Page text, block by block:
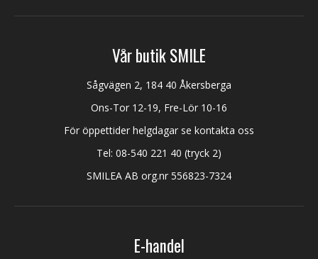
Vår butik SMILE
Sågvägen 2, 184 40 Åkersberga
Ons-Tor 12-19, Fre-Lör 10-16
För öppettider helgdagar se kontakta oss
Tel: 08-540 221 40 (tryck 2)
SMILEA AB org.nr 556823-7324
E-handel